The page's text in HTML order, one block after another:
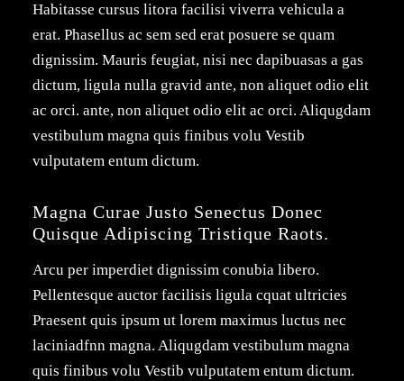
Habitasse cursus litora facilisi viverra vehicula a
erat. Phasellus ac sem sed erat posuere se quam
dignissim. Mauris feugiat, nisi nec dapibuasas a gas
dictum, ligula nulla gravid ante, non aliquet odio elit
ac orci. ante, non aliquet odio elit ac orci. Aliqugdam
vestibulum magna quis finibus volu Vestib
vulputatem entum dictum.
Magna Curae Justo Senectus Donec
Quisque Adipiscing Tristique Raots.
Arcu per imperdiet dignissim conubia libero.
Pellentesque auctor facilisis ligula cquat ultricies
Praesent quis ipsum ut lorem maximus luctus nec
laciniadfnn magna. Aliqugdam vestibulum magna
quis finibus volu Vestib vulputatem entum dictum.